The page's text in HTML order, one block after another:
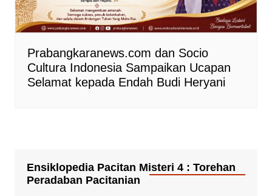
Prabangkaranews.com dan Socio
Cultura Indonesia Sampaikan Ucapan
Selamat kepada Endah Budi Heryani
Ensiklopedia Pacitan Misteri 4 : Torehan
Peradaban Pacitanian